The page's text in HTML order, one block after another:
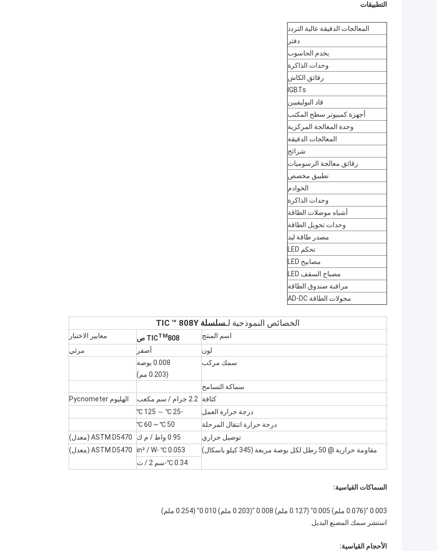
التطبيقات
المعالجات الدقيقة عالية التردد
دفتر
يخدم الحاسوب
وحدات الذاكرة
رقائق الكاش
IGBTs
قاد البوليفيين
أجهزة كمبيوتر سطح المكتب
وحدة المعالجة المركزية
المعالجات الدقيقة
شرائح
رقائق معالجة الرسوميات
تطبيق مخصص
الخوادم
وحدات الذاكرة
أشباه موصلات الطاقة
وحدات تحويل الطاقة
مصدر طاقة ليد
تحكم LED
مصابيح LED
مصباح السقف LED
مراقبة صندوق الطاقة
محولات الطاقة AD-DC
الخصائص النموذجية لـسلسلة TIC ™ 808Y
اسم المنتج TICTM808 ص
معايير الاختبار
لون
أصفر
مرئي
سمك مركب
0.008 بوصة
(0.203 مم)
سماكة التسامح
كثافة 2.2 جرام / سم مكعب
الهليوم Pycnometer
درجة حرارة العمل
-25 ℃ ～ 125 ℃
درجة حرارة انتقال المرحلة
50 ℃ ~ 60 ℃
توصيل حراري
0.95 واط / م ك
ASTM D5470 (معدل)
مقاومة حرارية @ 50 رطل لكل بوصة مربعة (345 كيلو باسكال)
0.053 ℃ -in² / W
ASTM D5470 (معدل)
0.34 ℃-سم 2 / ث
السماكات القياسية:
0.003 "(0.076 ملم) 0.005" (0.127 ملم) 0.008 "(0.203 ملم) 0.010" (0.254 ملم)
استشر سمك المصنع البديل.
الأحجام القياسية: